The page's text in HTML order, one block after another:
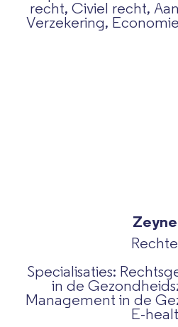
recht, Civiel recht,
Verzekering,
Specialisaties:
in de
Management in de
E-